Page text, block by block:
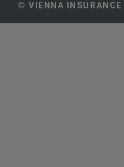
© VIENNA INSURANCE